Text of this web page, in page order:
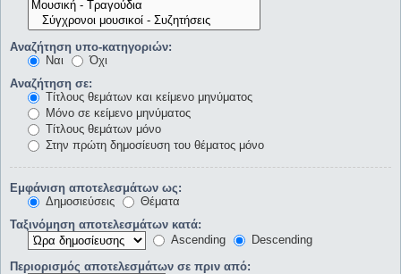
Αναζήτηση υπο-κατηγοριών:
Ναι
Όχι
Αναζήτηση σε:
Τίτλους θεμάτων και κείμενο μηνύματος
Μόνο σε κείμενο μηνύματος
Τίτλους θεμάτων μόνο
Στην πρώτη δημοσίευση του θέματος μόνο
Εμφάνιση αποτελεσμάτων ως:
Δημοσιεύσεις
Θέματα
Ταξινόμηση αποτελεσμάτων κατά:
Ascending
Descending
Περιορισμός αποτελεσμάτων σε πριν από: